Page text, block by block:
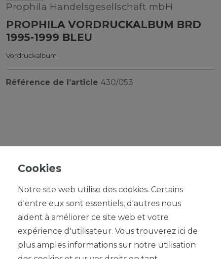
Prophila Handelsgesellschaft mbH
PROPHILA VORDRUCKALBUM BRD
1995-1999 BLEU
Vordruckalbum
Référence de l’article 430/053
35,99 EUR
Contenu1
Prix de base 35,99 € / Stück
Cookies
Notre site web utilise des cookies. Certains
d'entre eux sont essentiels, d'autres nous
aident à améliorer ce site web et votre
expérience d'utilisateur. Vous trouverez ici de
plus amples informations sur notre utilisation